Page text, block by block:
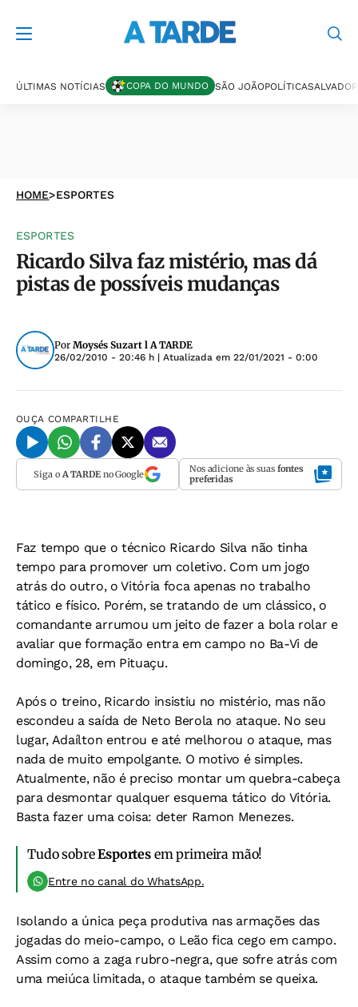
ÚLTIMAS NOTÍCIAS COPA DO MUNDO SÃO JOÃOPOLÍTICASALVADOR
HOME>ESPORTES
ESPORTES
Ricardo Silva faz mistério, mas dá
pistas de possíveis mudanças
Por Moysés Suzart l A TARDE
26/02/2010 - 20:46 h | Atualizada em 22/01/2021 - 0:00
OUÇA COMPARTILHE
Siga o A TARDEno Google Nos adicione às suas fontes
preferidas
Faz tempo que o técnico Ricardo Silva não tinha
tempo para promover um coletivo. Com um jogo
atrás do outro, o Vitória foca apenas no trabalho
tático e físico. Porém, se tratando de um clássico, o
comandante arrumou um jeito de fazer a bola rolar e
avaliar que formação entra em campo no Ba-Vi de
domingo, 28, em Pituaçu.
Após o treino, Ricardo insistiu no mistério, mas não
escondeu a saída de Neto Berola no ataque. No seu
lugar, Adaílton entrou e até melhorou o ataque, mas
nada de muito empolgante. O motivo é simples.
Atualmente, não é preciso montar um quebra-cabeça
para desmontar qualquer esquema tático do Vitória.
Basta fazer uma coisa: deter Ramon Menezes.
Tudo sobreEsportesem primeira mão!
Entre no canal do WhatsApp.
Isolando a única peça produtiva nas armações das
jogadas do meio-campo, o Leão fica cego em campo.
Assim como a zaga rubro-negra, que sofre atrás com
uma meiúca limitada, o ataque também se queixa.